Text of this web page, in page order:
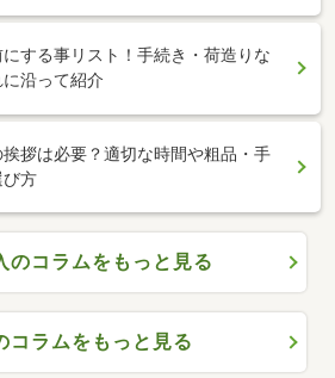
にする事リスト！手続き・荷造りな
に沿って紹介
挨拶は必要？適切な時間や粗品・手
び方
のコラムをもっと見る
コラムをもっと見る